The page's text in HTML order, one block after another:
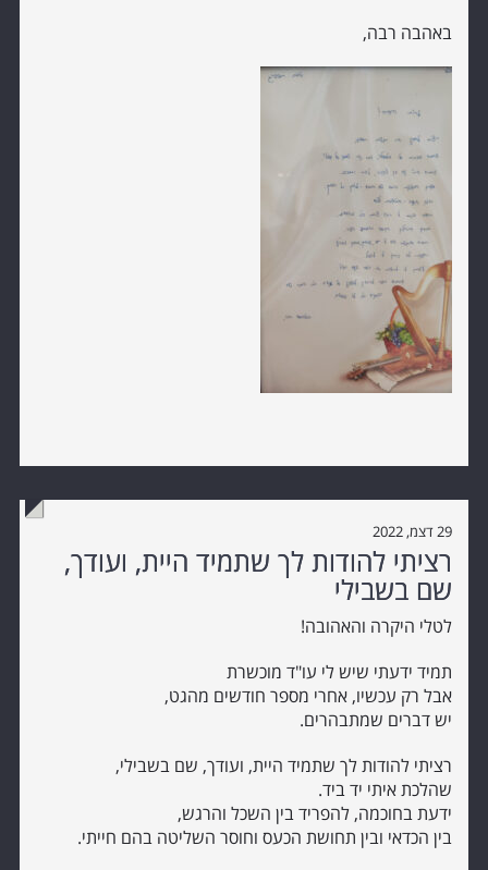
באהבה רבה,
29 דצמ, 2022
רציתי להודות לך שתמיד היית, ועודך,
שם בשבילי
לטלי היקרה והאהובה!
תמיד ידעתי שיש לי עו"ד מוכשרת
אבל רק עכשיו, אחרי מספר חודשים מהגט,
יש דברים שמתבהרים.
רציתי להודות לך שתמיד היית, ועודך, שם בשבילי,
שהלכת איתי יד ביד.
ידעת בחוכמה, להפריד בין השכל והרגש,
בין הכדאי ובין תחושת הכעס וחוסר השליטה בהם חייתי.